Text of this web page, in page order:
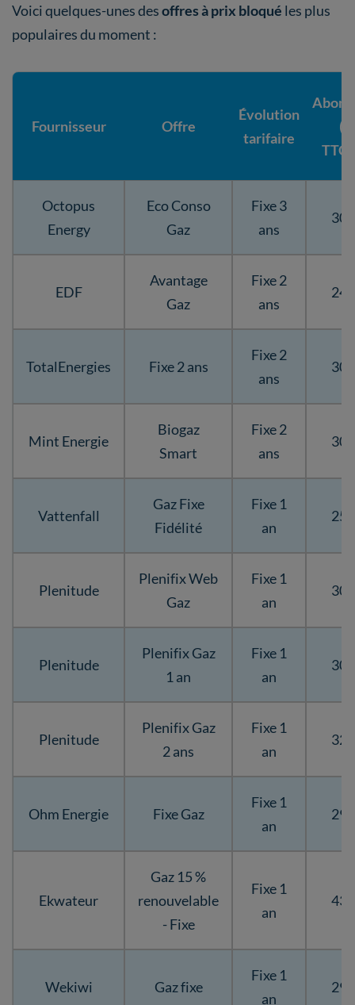
Voici quelques-unes desoffres à prix bloqué les plus
populaires du moment :
Fournisseur Offre
Évolution
tarifaire
Octopus
Energy
Eco Conso
Gaz
Fixe 3
ans
EDF
Avantage
Gaz
Fixe 2
ans
TotalEnergies Fixe 2 ans
Fixe 2
ans
Mint Energie
Biogaz
Smart
Fixe 2
ans
Vattenfall
Gaz Fixe
Fidélité
Fixe 1
an
Plenitude
Plenifix Web
Gaz
Fixe 1
an
Plenitude
Plenifix Gaz
1 an
Fixe 1
an
Plenitude
Plenifix Gaz
2 ans
Fixe 1
an
Ohm Energie Fixe Gaz
Fixe 1
an
Ekwateur
Gaz 15 %
renouvelable
- Fixe
Fixe 1
an
Wekiwi Gaz fixe
Fixe 1
an